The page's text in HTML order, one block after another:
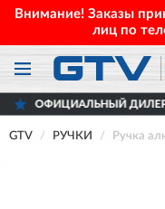
Внимание! Заказы
лиц по
ДИЛЕРGTV В
GTV РУЧКИ Ручка